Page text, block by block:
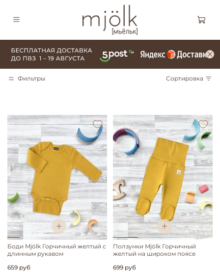
Фильтры Сортировка
Боди Mjölk Горчичный желтый с
длинным рукавом
659 руб
Ползунки Mjölk Горчичный
желтый на широком поясе
699 руб